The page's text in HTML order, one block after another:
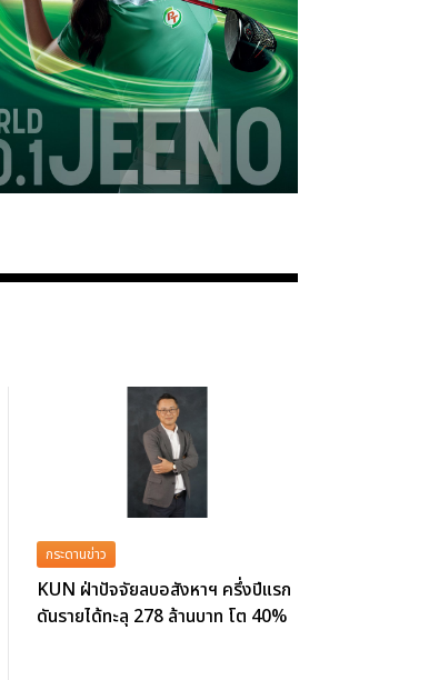
กระดานข่าว
KUN ฝ่าปัจจัยลบอสังหาฯ ครึ่งปีแรก
ดันรายได้ทะลุ 278 ล้านบาท โต 40%